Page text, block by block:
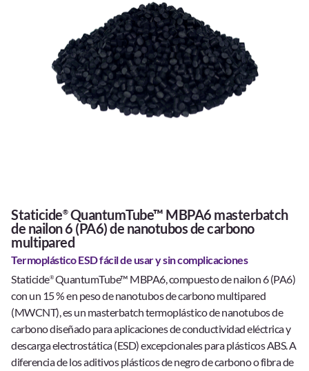
Staticide®QuantumTube™ MBPA6 masterbatch
de nailon 6 (PA6) de nanotubos de carbono
multipared
Termoplástico ESD fácil de usar y sin complicaciones
Staticide®QuantumTube™ MBPA6, compuesto de nailon 6 (PA6)
con un 15 % en peso de nanotubos de carbono multipared
(MWCNT), es un masterbatch termoplástico de nanotubos de
carbono diseñado para aplicaciones de conductividad eléctrica y
descarga electrostática (ESD) excepcionales para plásticos ABS. A
diferencia de los aditivos plásticos de negro de carbono o fibra de